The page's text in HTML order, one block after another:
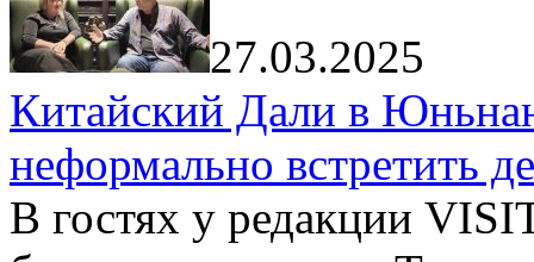
27.03.2025
Китайский Дали в
неформально встретить
В гостях у редакции